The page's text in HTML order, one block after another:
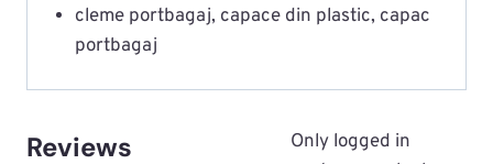
cleme portbagaj, capace din plastic, capac
portbagaj
Reviews
Only logged in